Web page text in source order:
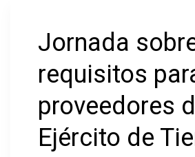
Jornada
requisitos
proveedores
Ejército de